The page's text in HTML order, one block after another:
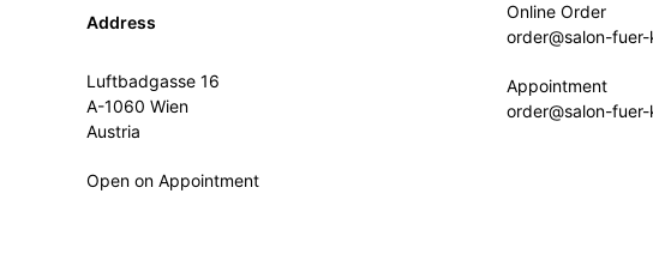
Address
Luftbadgasse 16
A-1060 Wien
Austria
Open on Appointment
Online Order
order@salon-
Appointment
order@salon-